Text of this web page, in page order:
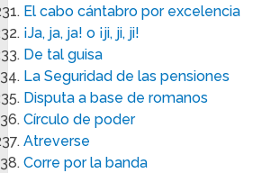
El cabo cántabro por excelencia
¡Ja, ja, ja! o ¡ji, ji, ji!
De tal guisa
La Seguridad de las pensiones
Disputa a base de romanos
Círculo de poder
Atreverse
Corre por la banda